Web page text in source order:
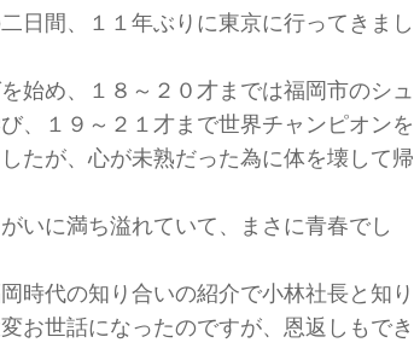
日間、１１年ぶりに東京に行ってきまし
始め、１８～２０才までは福岡市のシュ
、１９～２１才まで世界チャンピオンを
たが、心が未熟だった為に体を壊して帰
いに満ち溢れていて、まさに青春でし
時代の知り合いの紹介で小林社長と知り
お世話になったのですが、恩返しもでき